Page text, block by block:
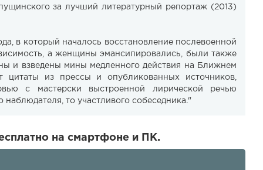
за лучший литературный репортаж (2013)
в который началось восстановление послевоенной
а женщины эмансипировались, были также
и взведены мины медленного действия на Ближнем
цитаты из прессы и опубликованных источников,
с мастерски выстроенной лирической речью
наблюдателя, то участливого собеседника."
на смартфоне и ПК.